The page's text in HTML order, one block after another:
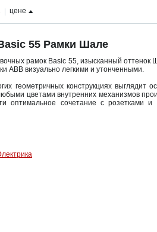
цене
55 Рамки Шале
рамок Basic 55, изысканный
ABB визуально легкими и утонченными.
геометричных конструкциях
цветами внутренних механизмов
оптимальное сочетание с розетками